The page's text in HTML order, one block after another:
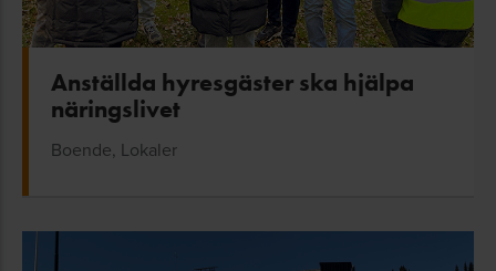
Anställda hyresgäster ska hjälpa
näringslivet
Boende, Lokaler